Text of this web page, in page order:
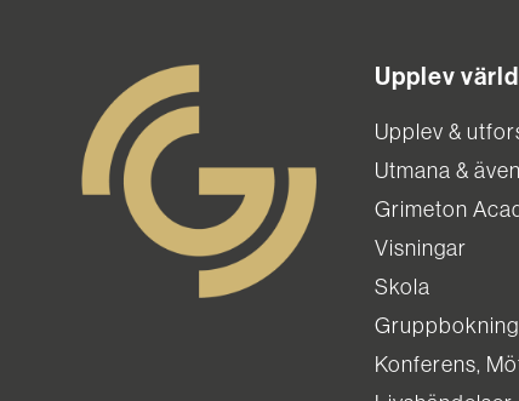
Upplev
Upplev &
Utmana &
Grimeton
Visningar
Skola
Gruppbokning
Konferens,